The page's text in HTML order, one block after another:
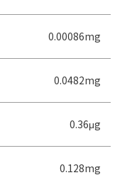
0.00086mg
0.0482mg
0.36μg
0.128mg